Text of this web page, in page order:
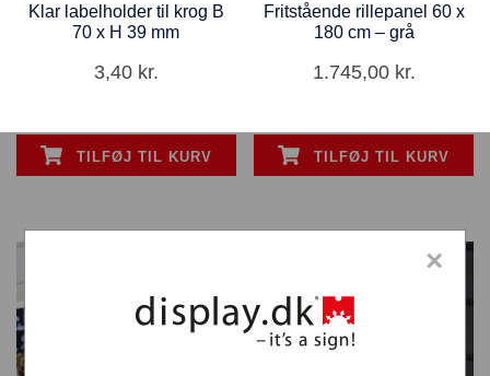
Klar labelholder til krog B
70 x H 39 mm
3,40 kr.
TILFØJ TIL KURV
Fritstående rillepanel 60 x
180 cm – grå
1.745,00 kr.
TILFØJ TIL KURV
×